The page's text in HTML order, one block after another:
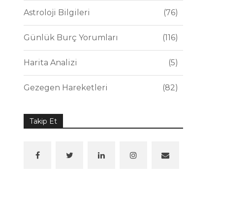
Astroloji Bilgileri 76
Günlük Burç Yorumları 116
Harita Analizi 5
Gezegen Hareketleri 82
Takip Et